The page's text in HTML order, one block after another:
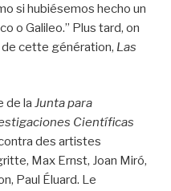
si hubiésemos hecho un
o Galileo.” Plus tard, on
cette génération, Las
de la Junta para
Científicas
des artistes
Max Ernst, Joan Miró,
Paul Éluard. Le